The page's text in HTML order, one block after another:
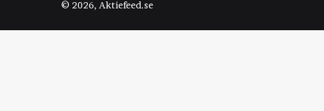
© 2026, Aktiefeed.se